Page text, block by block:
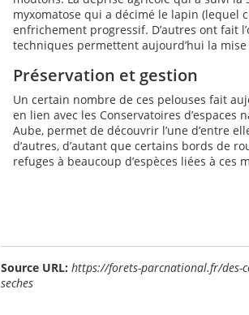
myxomatose qui a décimé le lapin
enfrichement progressif. D’autres ont fait
techniques permettent aujourd’hui la
Préservation et gestion
Un certain nombre de ces pelouses fait
en lien avec les Conservatoires d’espaces
Aube, permet de découvrir l’une d’entre
d’autres, d’autant que certains bords de
refuges à beaucoup d’espèces liées à ces
Source URL: https://forets-parcnational.fr/des-
seches